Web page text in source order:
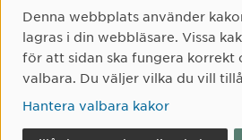
Instagram
TikTok
Youtube
Cookie-samtycke
Denna webbplats använder
lagras i din webbläsare. Vissa
för att sidan ska fungera korrekt
valbara. Du väljer vilka du vill
Hantera valbara kakor